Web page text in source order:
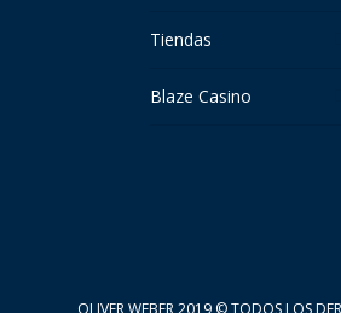
Tiendas
Blaze Casino